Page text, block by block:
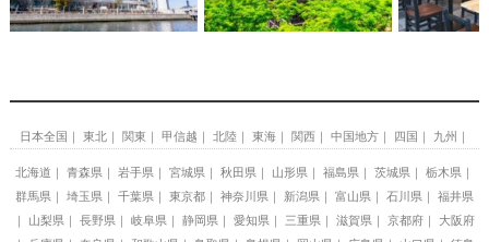
日本全国 東北 関東 甲信越 北陸 東海 関西 中国地方 四国 九州
北海道 青森県 岩手県 宮城県 秋田県 山形県 福島県 茨城県
栃木県
群馬県
埼玉県 千葉県 東京都 神奈川県 新潟県 富山県 石川県
福井県
山梨県
長野県 岐阜県 静岡県 愛知県 三重県 滋賀県 京都府
大阪府